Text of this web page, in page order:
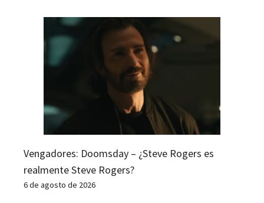
Vengadores: Doomsday – ¿Steve Rogers es
realmente Steve Rogers?
6 de agosto de 2026